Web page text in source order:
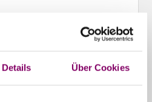
Details Über Cookies